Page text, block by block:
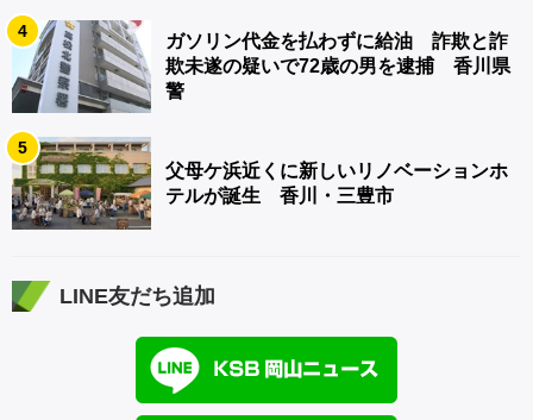
4
ガソリン代金を払わずに給油 詐欺と詐
欺未遂の疑いで72歳の男を逮捕 香川県
警
5
父母ケ浜近くに新しいリノベーションホ
テルが誕生 香川・三豊市
LINE友だち追加